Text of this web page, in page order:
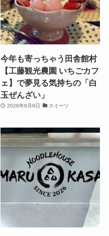
今年も寄っちゃう田舎館村
【工藤観光農園 いちごカフ
ェ】で夢見る気持ちの「白
玉ぜんざい」
2026年8月9日 スイーツ